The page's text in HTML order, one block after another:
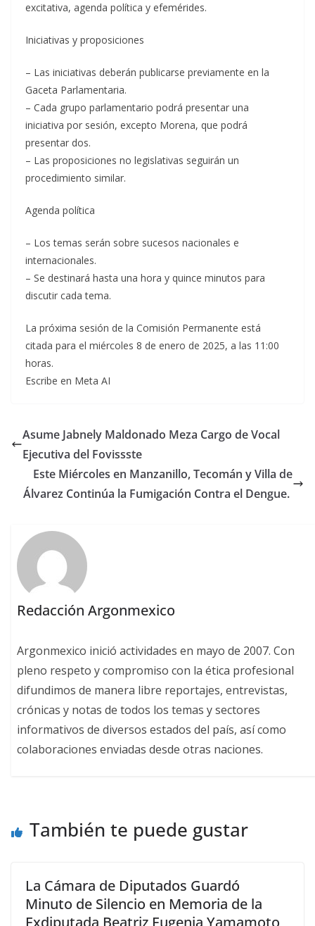
excitativa, agenda política y efemérides.
Iniciativas y proposiciones
– Las iniciativas deberán publicarse previamente en la
Gaceta Parlamentaria.
– Cada grupo parlamentario podrá presentar una
iniciativa por sesión, excepto Morena, que podrá
presentar dos.
– Las proposiciones no legislativas seguirán un
procedimiento similar.
Agenda política
– Los temas serán sobre sucesos nacionales e
internacionales.
– Se destinará hasta una hora y quince minutos para
discutir cada tema.
La próxima sesión de la Comisión Permanente está
citada para el miércoles 8 de enero de 2025, a las 11:00
horas.
Escribe en Meta AI
Asume Jabnely Maldonado Meza Cargo de Vocal
Ejecutiva del Fovissste
Este Miércoles en Manzanillo, Tecomán y Villa de
Álvarez Continúa la Fumigación Contra el Dengue.
Redacción Argonmexico
Argonmexico inició actividades en mayo de 2007. Con
pleno respeto y compromiso con la ética profesional
difundimos de manera libre reportajes, entrevistas,
crónicas y notas de todos los temas y sectores
informativos de diversos estados del país, así como
colaboraciones enviadas desde otras naciones.
También te puede gustar
La Cámara de Diputados Guardó
Minuto de Silencio en Memoria de la
Exdiputada Beatriz Eugenia Yamamoto